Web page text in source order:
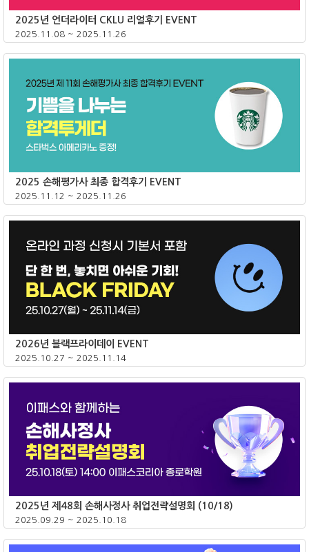
2025년 언더라이터 CKLU 리얼후기 EVENT
2025.11.08 ~ 2025.11.26
2025 손해평가사 최종 합격후기 EVENT
2025.11.12 ~ 2025.11.26
2026년 블랙프라이데이 EVENT
2025.10.27 ~ 2025.11.14
2025년 제48회 손해사정사 취업전략설명회 (10/18)
2025.09.29 ~ 2025.10.18